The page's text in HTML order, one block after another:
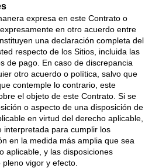
expresa en este Contrato o
en otro acuerdo entre
una declaración completa del
respecto de los Sitios, incluida las
de pago. En caso de discrepancia
otro acuerdo o política, salvo que
contemple lo contrario, este
el objeto de este Contrato. Si se
o aspecto de una disposición de
en virtud del derecho aplicable,
interpretada para cumplir los
en la medida más amplia que sea
aplicable, y las disposiciones
vigor y efecto.